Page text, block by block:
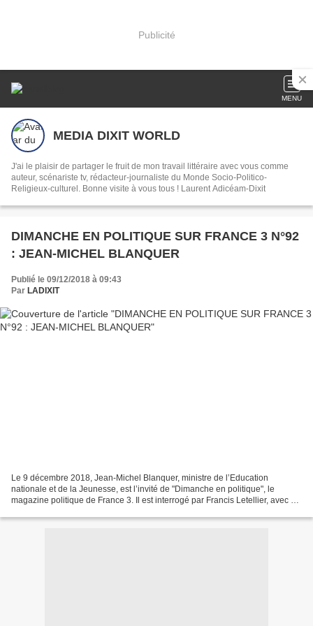
Publicité
MENU
MEDIA DIXIT WORLD
J'ai le plaisir de partager le fruit de mon travail littéraire avec vous comme
auteur, scénariste tv, rédacteur-journaliste du Monde Socio-Politico-
Religieux-culturel. Bonne visite à vous tous ! Laurent Adicéam-Dixit
DIMANCHE EN POLITIQUE SUR FRANCE 3 N°92
: JEAN-MICHEL BLANQUER
Publié le 09/12/2018 à 09:43
Par LADIXIT
Le 9 décembre 2018, Jean-Michel Blanquer, ministre de l’Education
nationale et de la Jeunesse, est l’invité de "Dimanche en politique", le
magazine politique de France 3. Il est interrogé par Francis Letellier, avec à